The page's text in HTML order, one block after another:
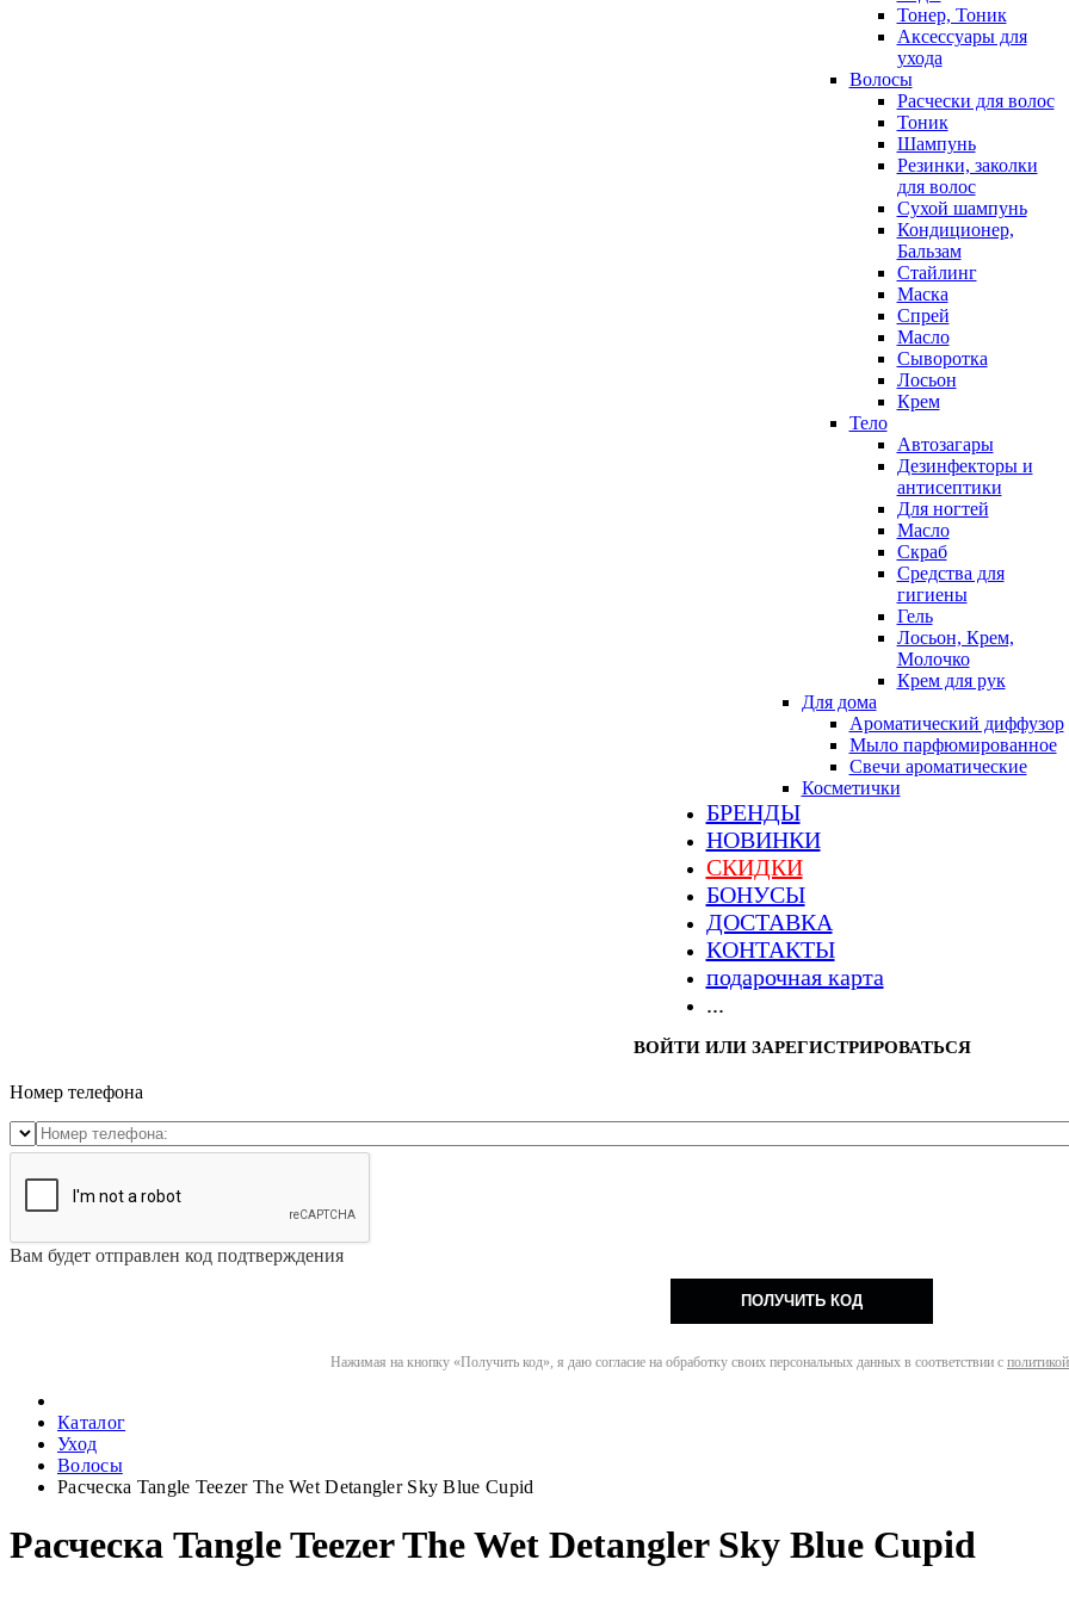
Тонер, Тоник
Аксессуары для
ухода
Волосы
Расчески для волос
Тоник
Шампунь
Резинки, заколки
для волос
Сухой шампунь
Кондиционер,
Бальзам
Стайлинг
Маска
Спрей
Масло
Сыворотка
Лосьон
Крем
Тело
Автозагары
Дезинфекторы и
антисептики
Для ногтей
Масло
Скраб
Средства для
гигиены
Гель
Лосьон, Крем,
Молочко
Крем для рук
Для дома
Ароматический диффузор
Мыло парфюмированное
Свечи ароматические
Косметички
БРЕНДЫ
НОВИНКИ
СКИДКИ
БОНУСЫ
ДОСТАВКА
КОНТАКТЫ
подарочная карта
...
ВОЙТИ ИЛИ ЗАРЕГИСТРИРОВАТЬСЯ
Номер телефона
Вам будет отправлен код подтверждения
ПОЛУЧИТЬ КОД
Нажимая на кнопку «Получить код», я даю согласие на обработку своих персональных данных в соответствии с
Каталог
Уход
Волосы
Расческа Tangle Teezer The Wet Detangler Sky Blue Cupid
Расческа Tangle Teezer The Wet Detangler Sky Blue Cupid